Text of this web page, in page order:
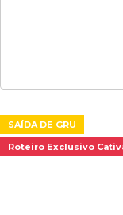
SAÍDA DE GRU
Roteiro Exclusivo